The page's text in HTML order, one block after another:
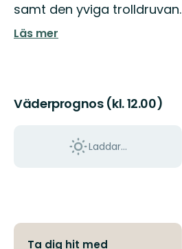
samt den yviga trolldruvan.
Läs mer
Väderprognos (kl. 12.00)
Laddar...
Ta dig hit med